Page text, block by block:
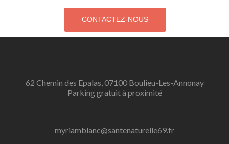
62 Chemin des Epalas, 07100 Boulieu-Les-Annonay
Parking gratuit à proximité
myriamblanc@santenaturelle69.fr